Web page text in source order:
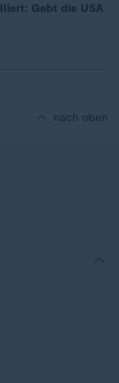
Gebt die USA
nach oben